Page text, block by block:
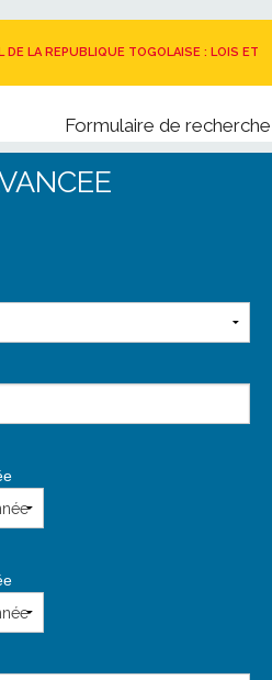
DE LA REPUBLIQUE TOGOLAISE : LOIS ET
Formulaire de recherche
Rechercher